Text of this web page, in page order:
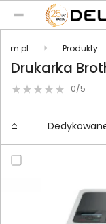
Produkty
Drukarka
0/5